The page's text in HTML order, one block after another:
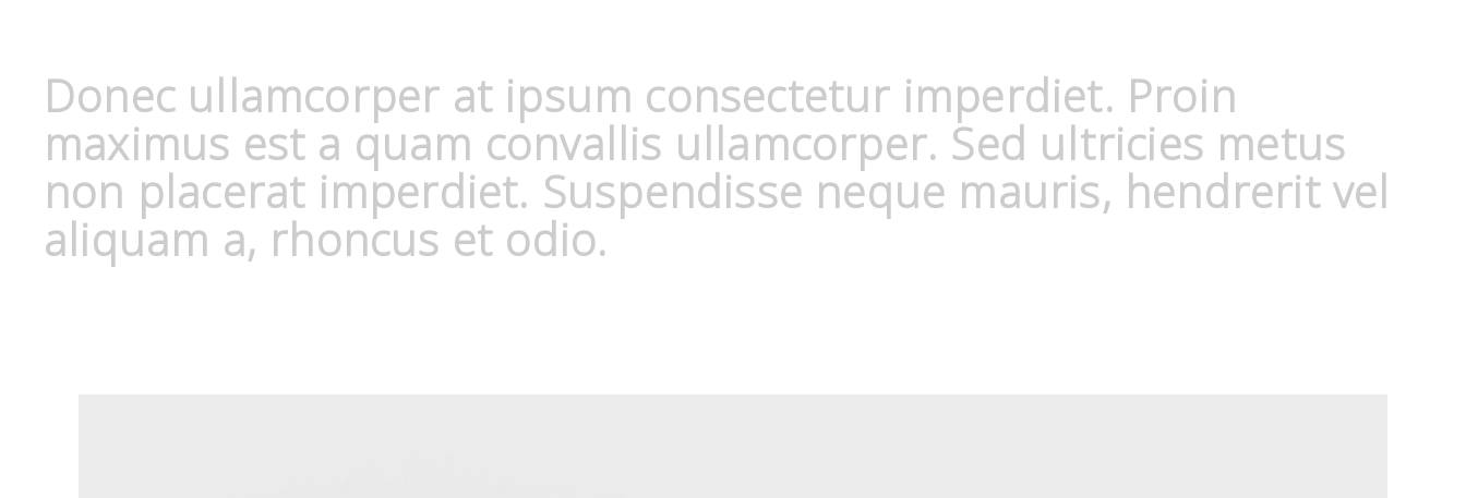
Donec ullamcorper at ipsum consectetur imperdiet. Proin
maximus est a quam convallis ullamcorper. Sed ultricies metus
non placerat imperdiet. Suspendisse neque mauris, hendrerit vel
aliquam a, rhoncus et odio.